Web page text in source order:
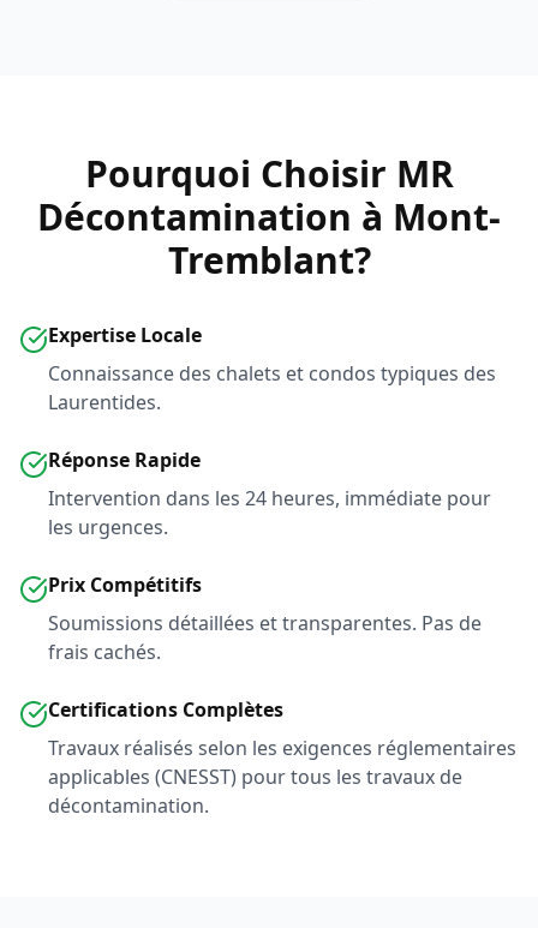
Pourquoi Choisir MR
Décontamination à Mont-
Tremblant?
Expertise Locale
Connaissance des chalets et condos typiques des
Laurentides.
Réponse Rapide
Intervention dans les 24 heures, immédiate pour
les urgences.
Prix Compétitifs
Soumissions détaillées et transparentes. Pas de
frais cachés.
Certifications Complètes
Travaux réalisés selon les exigences réglementaires
applicables (CNESST) pour tous les travaux de
décontamination.